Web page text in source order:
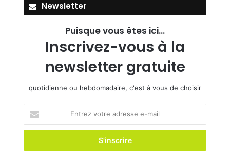
Newsletter
Puisque vous êtes ici...
Inscrivez-vous à la
newsletter gratuite
quotidienne ou hebdomadaire, c'est à vous de choisir
votre
adresse
mail